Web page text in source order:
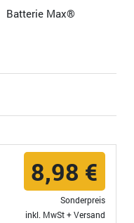
Batterie Max®
8,98 €
Sonderpreis
inkl. MwSt +Versand